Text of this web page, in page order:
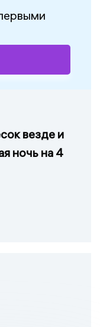
везде и
ночь на 4